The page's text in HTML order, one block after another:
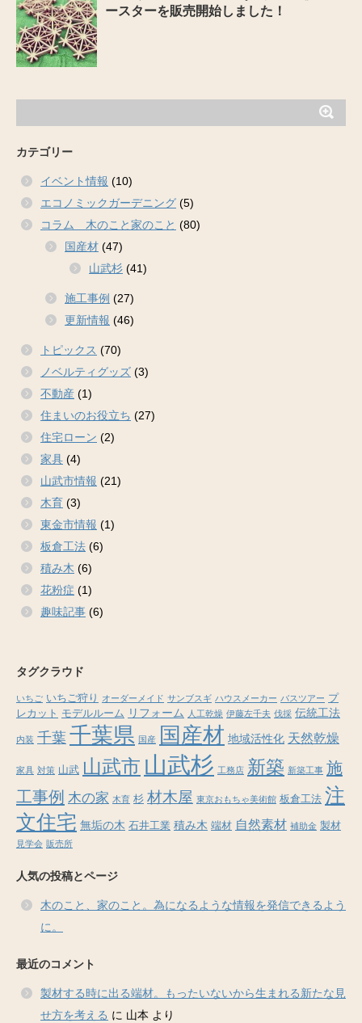
ースターを販売開始しました！
カテゴリー
イベント情報 (10)
エコノミックガーデニング (5)
コラム 木のこと家のこと (80)
国産材 (47)
山武杉 (41)
施工事例 (27)
更新情報 (46)
トピックス (70)
ノベルティグッズ (3)
不動産 (1)
住まいのお役立ち (27)
住宅ローン (2)
家具 (4)
山武市情報 (21)
木育 (3)
東金市情報 (1)
板倉工法 (6)
積み木 (6)
花粉症 (1)
趣味記事 (6)
タグクラウド
いちご いちご狩り オーダーメイド サンブスギ ハウスメーカー バスツアー プ
レカット モデルルーム リフォーム 人工乾燥 伊藤左千夫 伐採 伝統工法
内装 千葉 千葉県 国産 国産材 地域活性化 天然乾燥
家具 対策 山武 山武市 山武杉 工務店 新築 新築工事 施
工事例 木の家 木育 杉 材木屋 東京おもちゃ美術館 板倉工法 注
文住宅 無垢の木 石井工業 積み木 端材 自然素材 補助金 製材
見学会 販売所
人気の投稿とページ
木のこと、家のこと。為になるような情報を発信できるよう
に。
最近のコメント
製材する時に出る端材。もったいないから生まれる新たな見
せ方を考える に 山本 より